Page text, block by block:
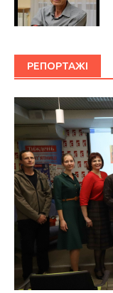
РЕПОРТАЖІ